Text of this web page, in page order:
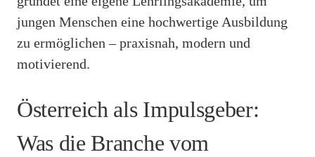
jungen Menschen eine hochwertige Ausbildung
zu ermöglichen – praxisnah, modern und
motivierend.
Österreich als Impulsgeber:
Was die Branche vom